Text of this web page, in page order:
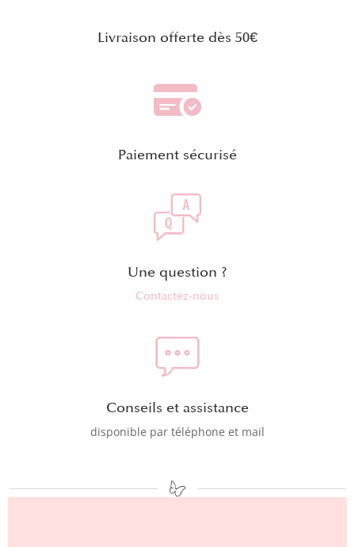
Livraison offerte dès 50€
Paiement sécurisé
Une question ?
Contactez-nous
Conseils et assistance
disponible par téléphone et mail